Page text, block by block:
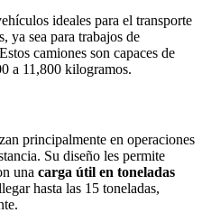
ideales para el transporte
ya sea para trabajos de
camiones son capaces de
a 11,800 kilogramos.
principalmente en operaciones
Su diseño les permite
una carga útil en toneladas
hasta las 15 toneladas,